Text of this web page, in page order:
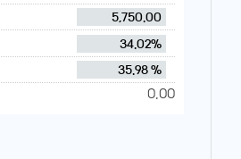
5,750.00
34.02%
35.98 %
0.00